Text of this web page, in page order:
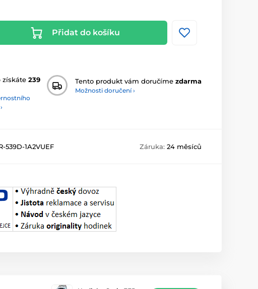
Přidat do košíku
získáte 239
Tento produkt vám doručíme zdarma
Možnosti doručení ›
539D-1A2VUEF Záruka: 24 měsíců